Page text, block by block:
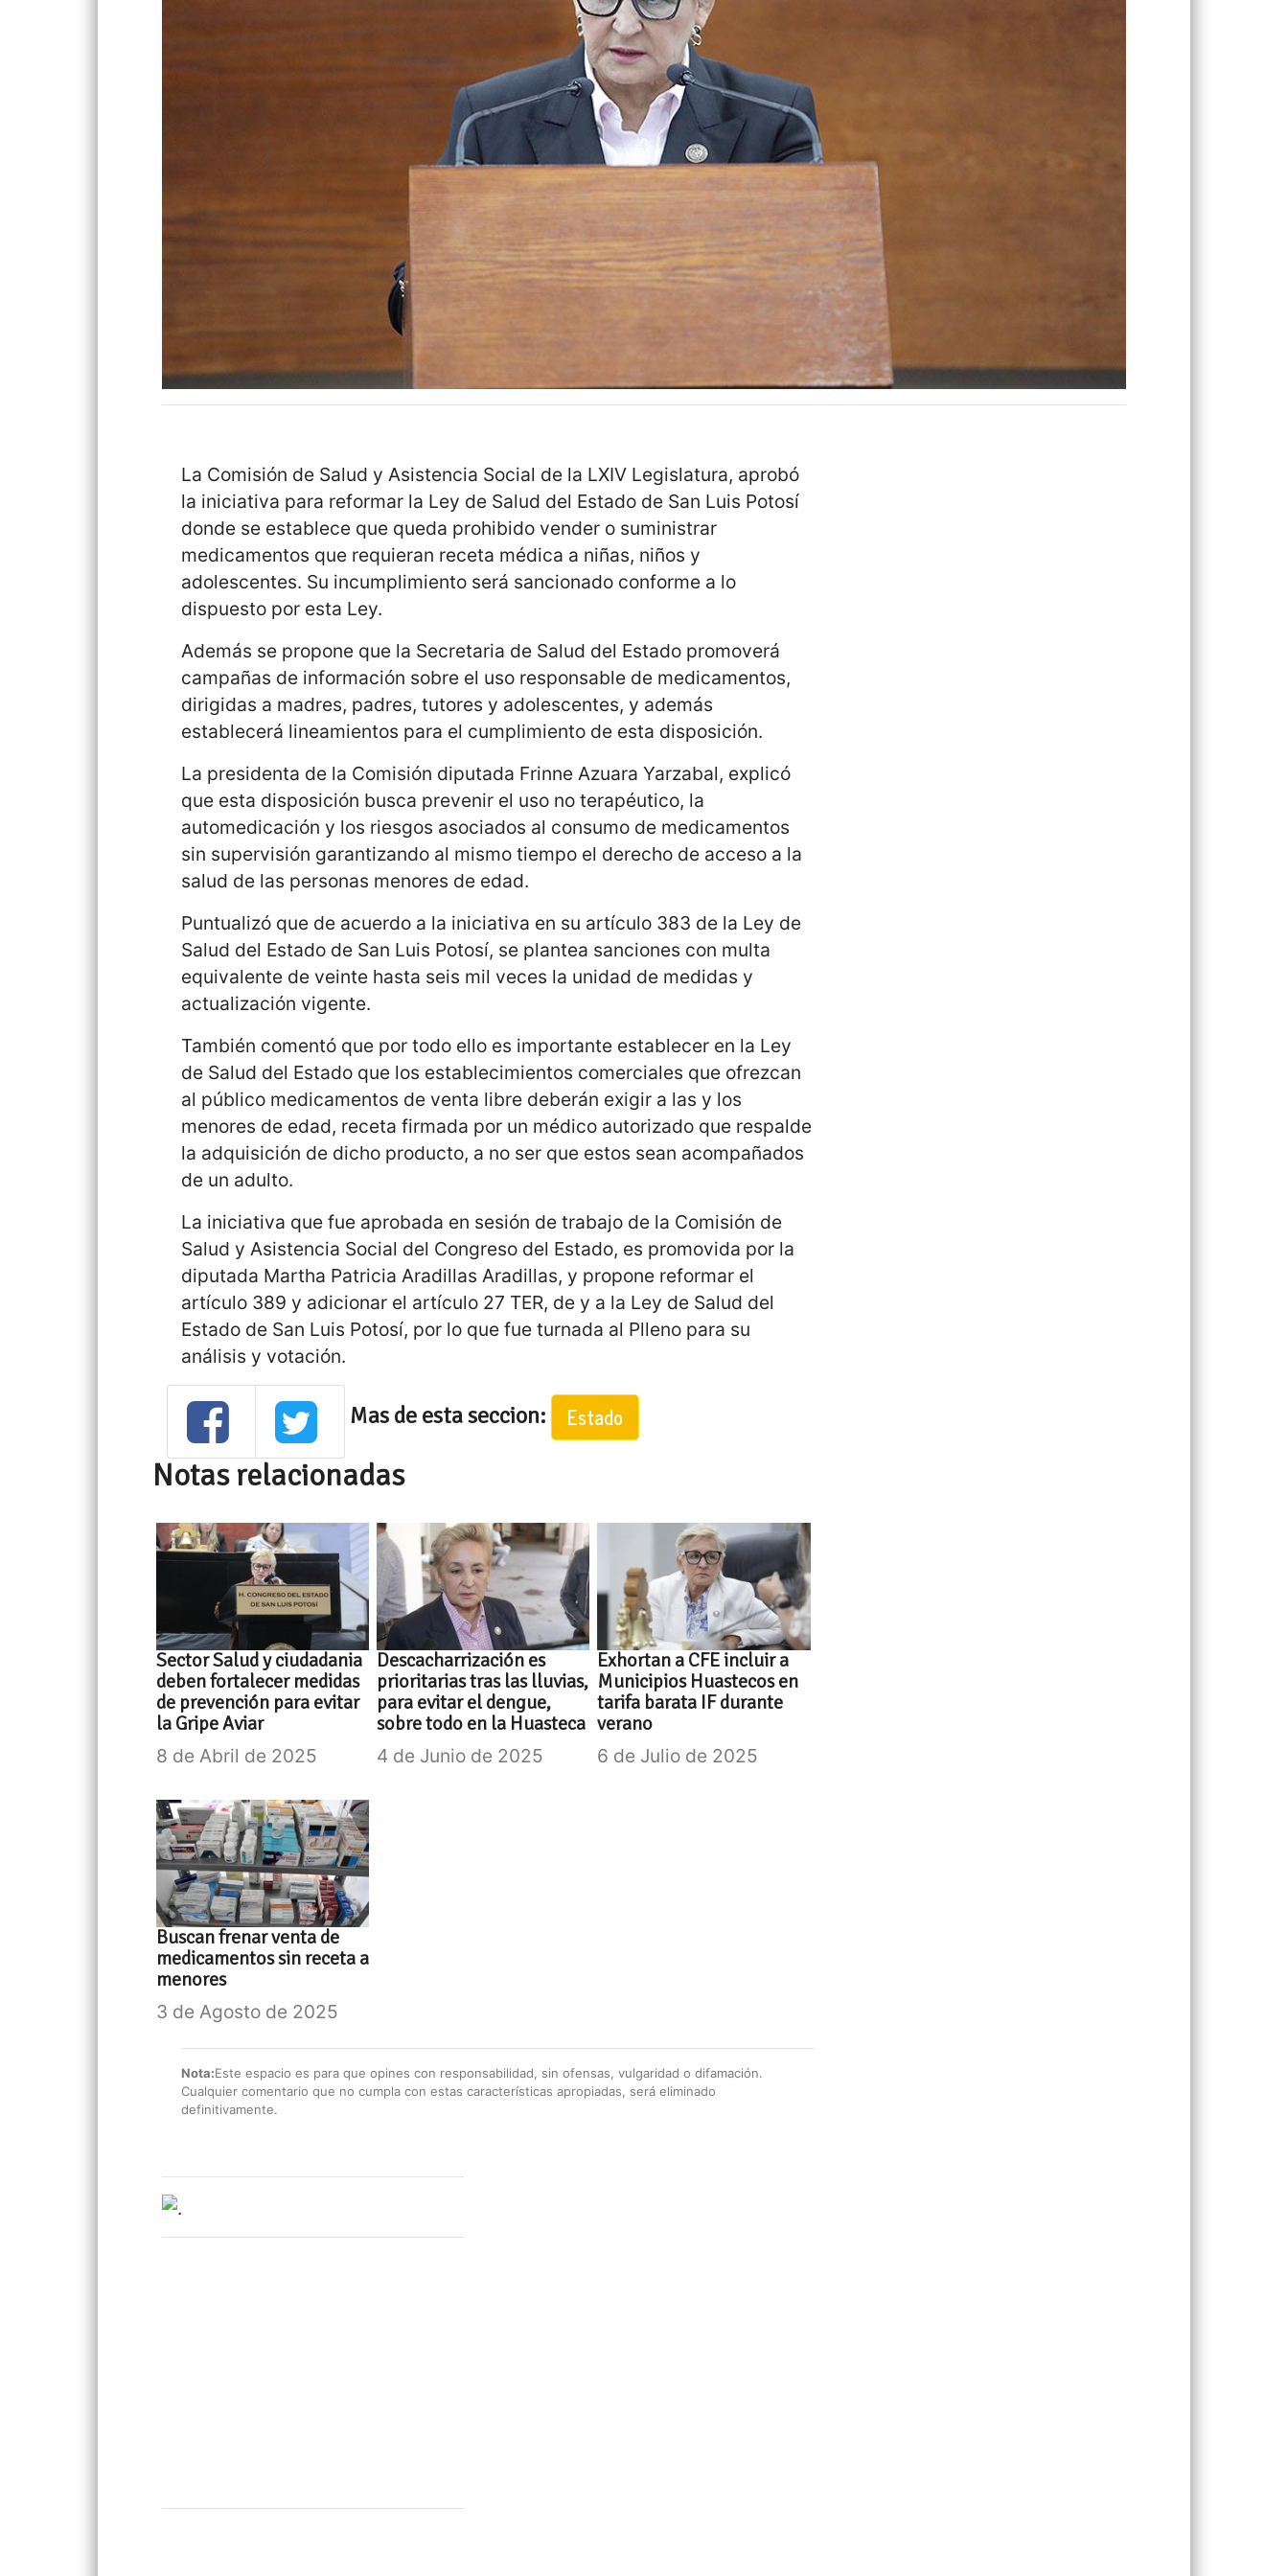
La Comisión de Salud y Asistencia Social de la LXIV Legislatura, aprobó
la iniciativa para reformar la Ley de Salud del Estado de San Luis Potosí
donde se establece que queda prohibido vender o suministrar
medicamentos que requieran receta médica a niñas, niños y
adolescentes. Su incumplimiento será sancionado conforme a lo
dispuesto por esta Ley.
Además se propone que la Secretaria de Salud del Estado promoverá
campañas de información sobre el uso responsable de medicamentos,
dirigidas a madres, padres, tutores y adolescentes, y además
establecerá lineamientos para el cumplimiento de esta disposición.
La presidenta de la Comisión diputada Frinne Azuara Yarzabal, explicó
que esta disposición busca prevenir el uso no terapéutico, la
automedicación y los riesgos asociados al consumo de medicamentos
sin supervisión garantizando al mismo tiempo el derecho de acceso a la
salud de las personas menores de edad.
Puntualizó que de acuerdo a la iniciativa en su artículo 383 de la Ley de
Salud del Estado de San Luis Potosí, se plantea sanciones con multa
equivalente de veinte hasta seis mil veces la unidad de medidas y
actualización vigente.
También comentó que por todo ello es importante establecer en la Ley
de Salud del Estado que los establecimientos comerciales que ofrezcan
al público medicamentos de venta libre deberán exigir a las y los
menores de edad, receta firmada por un médico autorizado que respalde
la adquisición de dicho producto, a no ser que estos sean acompañados
de un adulto.
La iniciativa que fue aprobada en sesión de trabajo de la Comisión de
Salud y Asistencia Social del Congreso del Estado, es promovida por la
diputada Martha Patricia Aradillas Aradillas, y propone reformar el
artículo 389 y adicionar el artículo 27 TER, de y a la Ley de Salud del
Estado de San Luis Potosí, por lo que fue turnada al Plleno para su
análisis y votación.
Mas de esta seccion: Estado
Notas relacionadas
Sector Salud y ciudadania
deben fortalecer medidas
de prevención para evitar
la Gripe Aviar
8 de Abril de 2025
Descacharrización es
prioritarias tras las lluvias,
para evitar el dengue,
sobre todo en la Huasteca
4 de Junio de 2025
Exhortan a CFE incluir a
Municipios Huastecos en
tarifa barata IF durante
verano
6 de Julio de 2025
Buscan frenar venta de
medicamentos sin receta a
menores
3 de Agosto de 2025
Nota:Este espacio es para que opines con responsabilidad, sin ofensas, vulgaridad o difamación.
Cualquier comentario que no cumpla con estas características apropiadas, será eliminado
definitivamente.